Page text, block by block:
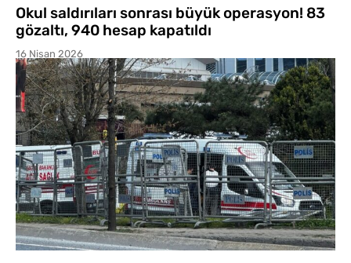
Okul saldırıları sonrası büyük operasyon! 83
gözaltı, 940 hesap kapatıldı
16 Nisan 2026